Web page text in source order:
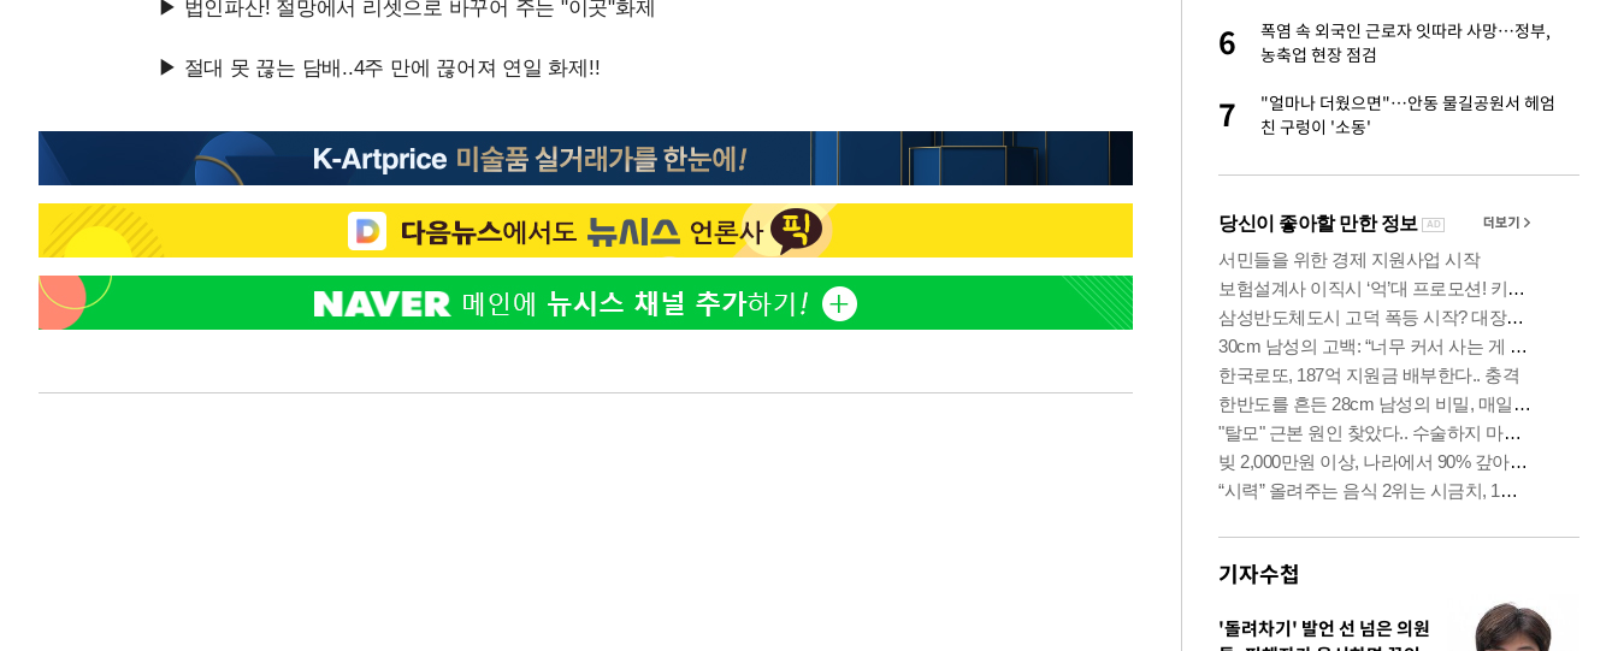
카에 1-0 승리(종합)
6
폭염 속 외국인 근로자 잇따라 사망…정부,
농축업 현장 점검
7
"얼마나 더웠으면"…안동 물길공원서 헤엄
친 구렁이 '소동'
기자수첩
'돌려차기' 발언 선 넘은 의원